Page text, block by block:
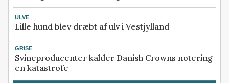
ULVE
Lille hund blev dræbt af ulv i Vestjylland
GRISE
Svineproducenter kalder Danish Crowns notering
en katastrofe